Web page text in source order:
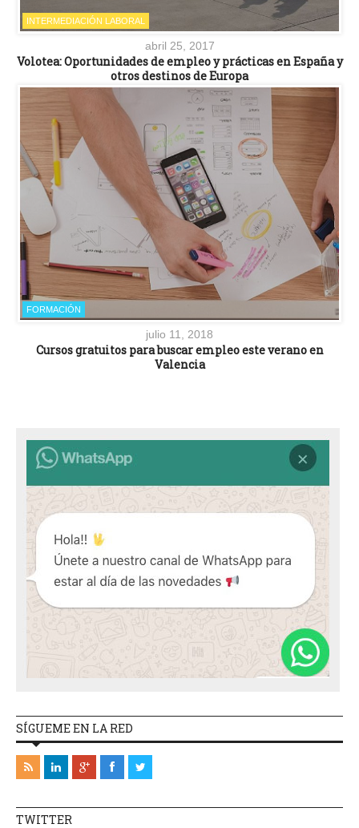
INTERMEDIACIÓN LABORAL
abril 25, 2017
Volotea: Oportunidades de empleo y prácticas en España y
otros destinos de Europa
FORMACIÓN
julio 11, 2018
Cursos gratuitos para buscar empleo este verano en
Valencia
SÍGUEME EN LA RED
TWITTER